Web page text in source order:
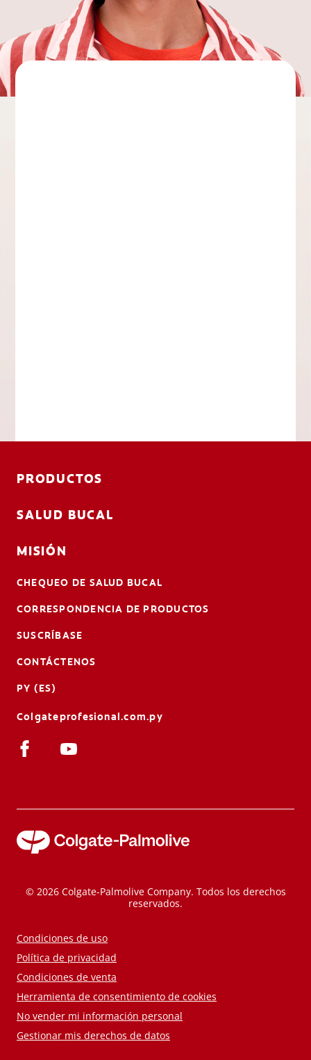
PRODUCTOS
SALUD BUCAL
MISIÓN
CHEQUEO DE SALUD BUCAL
CORRESPONDENCIA DE PRODUCTOS
SUSCRÍBASE
CONTÁCTENOS
PY (ES)
Colgateprofesional.com.py
© 2026 Colgate-Palmolive Company. Todos los derechos
reservados.
Condiciones de uso
Política de privacidad
Condiciones de venta
Herramienta de consentimiento de cookies
No vender mi información personal
Gestionar mis derechos de datos